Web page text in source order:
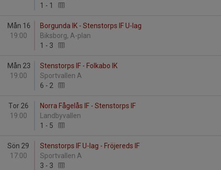
1 - 1
Mån 16
19:00
Borgunda IK - Stenstorps IF U-lag
Biksborg, A-plan
1 - 3
Mån 23
19:00
Stenstorps IF - Folkabo IK
Sportvallen A
6 - 2
Tor 26
19:00
Norra Fågelås IF - Stenstorps IF
Landbyvallen
1 - 5
Sön 29
17:00
Stenstorps IF U-lag - Fröjereds IF
Sportvallen A
3 - 3